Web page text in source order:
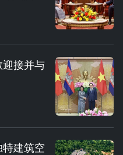
接并与
建筑空